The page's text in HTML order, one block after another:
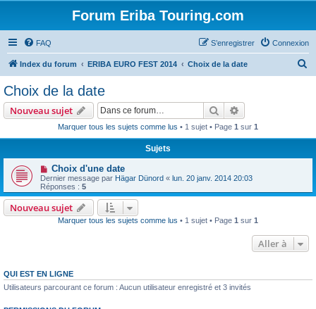
Forum Eriba Touring.com
FAQ Connexion
S’enregistrer
Index du forum ERIBA EURO FEST 2014 Choix de la date
e
Choix de la date
Nouveau sujet Rechercher
Marquer tous les sujets comme lus • 1 sujet • Page 1 sur 1
Sujets
Choix d'une date
Dernier message par Hägar Dünord « lun. 20 janv. 2014 20:03
Réponses : 5
Nouveau sujet
Marquer tous les sujets comme lus • 1 sujet • Page 1 sur 1
Aller à
QUI EST EN LIGNE
Utilisateurs parcourant ce forum : Aucun utilisateur enregistré et 3 invités